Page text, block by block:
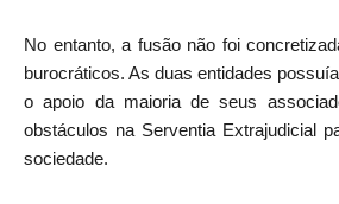
No entanto, a fusão não foi
burocráticos. As duas entidades
o apoio da maioria de seus
obstáculos na Serventia Extrajudicial
sociedade.